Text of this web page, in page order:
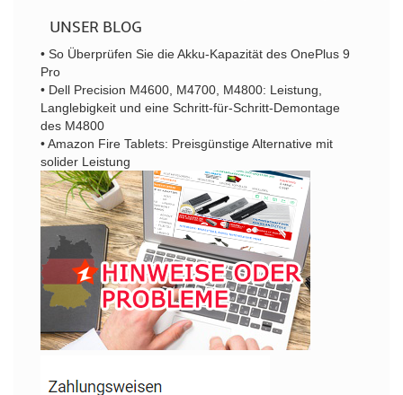
UNSER BLOG
• So Überprüfen Sie die Akku-Kapazität des OnePlus 9
Pro
• Dell Precision M4600, M4700, M4800: Leistung,
Langlebigkeit und eine Schritt-für-Schritt-Demontage
des M4800
• Amazon Fire Tablets: Preisgünstige Alternative mit
solider Leistung